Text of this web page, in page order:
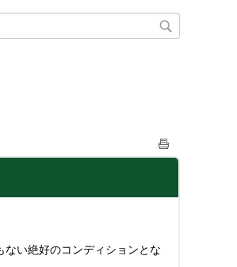
い絶好のコンディションとな